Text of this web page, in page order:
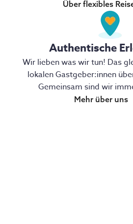
Über flexibles
Authentische
Wir lieben was wir tun! Das
lokalen Gastgeber:innen
Gemeinsam sind wir
Mehr über uns